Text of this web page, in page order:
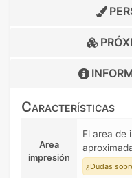
Características
Area
impresión
El area de
¿Dudas